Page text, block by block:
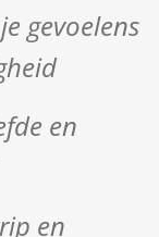
gevoelens
en
en